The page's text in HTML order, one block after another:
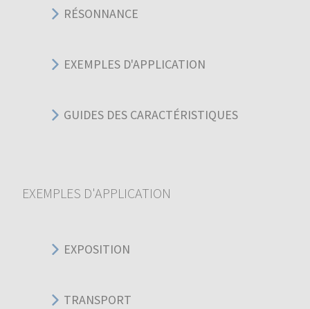
RÉSONNANCE
EXEMPLES D'APPLICATION
GUIDES DES CARACTÉRISTIQUES
EXEMPLES D'APPLICATION
EXPOSITION
TRANSPORT